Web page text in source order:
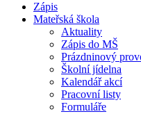
Zápis
Mateřská škola
Aktuality
Zápis do MŠ
Prázdninový
Školní jídelna
Kalendář akcí
Pracovní listy
Formuláře